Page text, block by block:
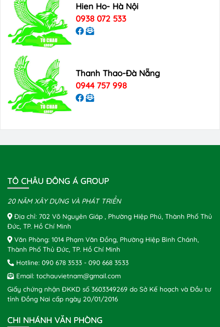
Hien Ho- Hà Nội
0938 072 533
Thanh Thao-Đà Nẵng
0944 757 998
TÔ CHÂU ĐÔNG Á GROUP
20 NĂM XÂY DỰNG VÀ PHÁT TRIỂN
Địa chỉ: 702 Võ Nguyên Giáp , Phường Hiệp Phú, Thành Phố Thủ
Đức, TP. Hồ Chí Minh
Văn Phòng: 1014 Phạm Văn Đồng, Phường Hiệp Bình Chánh,
Thành Phố Thủ Đức, TP. Hồ Chí Minh
Hotline: 090 678 3533 - 090 668 3533
Email: tochauvietnam@gmail.com
Giấy chứng nhận ĐKKD số 3603349269 do Sở Kế hoạch và Đầu tư
tỉnh Đồng Nai cấp ngày 20/01/2016
CHI NHÁNH VĂN PHÒNG